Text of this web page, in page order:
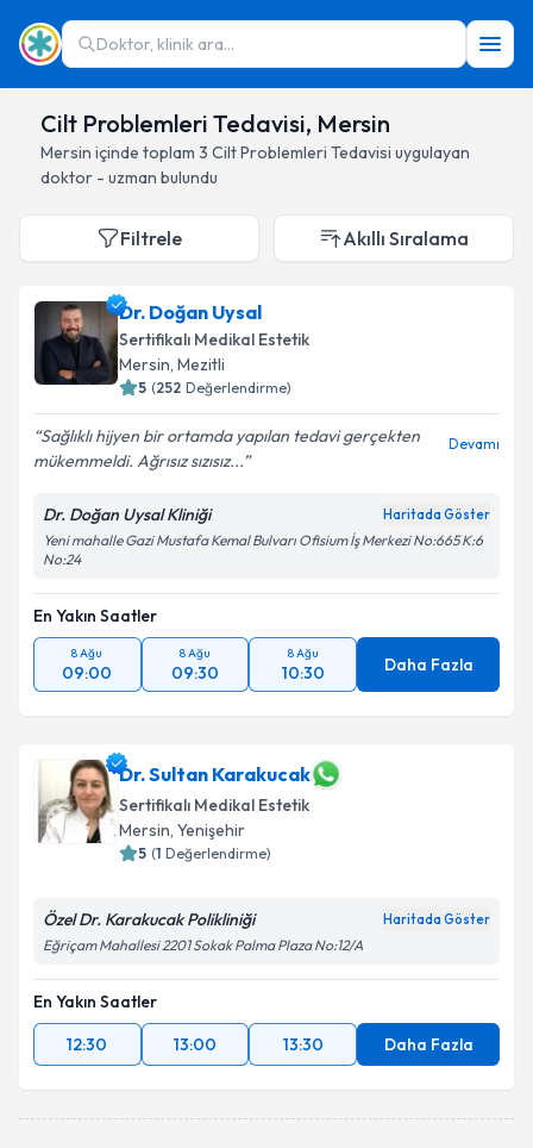
Doktor, klinik ara...
Cilt Problemleri Tedavisi, Mersin
Mersin içinde toplam 3 Cilt Problemleri Tedavisi uygulayan
doktor - uzman bulundu
Filtrele Akıllı Sıralama
Dr. Doğan Uysal
Sertifikalı Medikal Estetik
Mersin, Mezitli
5 (252 Değerlendirme)
Sağlıklı hijyen bir ortamda yapılan tedavi gerçekten
mükemmeldi. Ağrısız sızısız...
Devamı
Dr. Doğan Uysal Kliniği Haritada Göster
Yeni mahalle Gazi Mustafa Kemal Bulvarı Ofisium İş Merkezi No:665 K:6
No:24
En Yakın Saatler
8 Ağu
09:00
8 Ağu
09:30
8 Ağu
10:30 Daha Fazla
Dr. Sultan Karakucak
Sertifikalı Medikal Estetik
Mersin, Yenişehir
5 (1 Değerlendirme)
Özel Dr. Karakucak Polikliniği Haritada Göster
Eğriçam Mahallesi 2201 Sokak Palma Plaza No:12/A
En Yakın Saatler
12:30
13:00 13:30 Daha Fazla